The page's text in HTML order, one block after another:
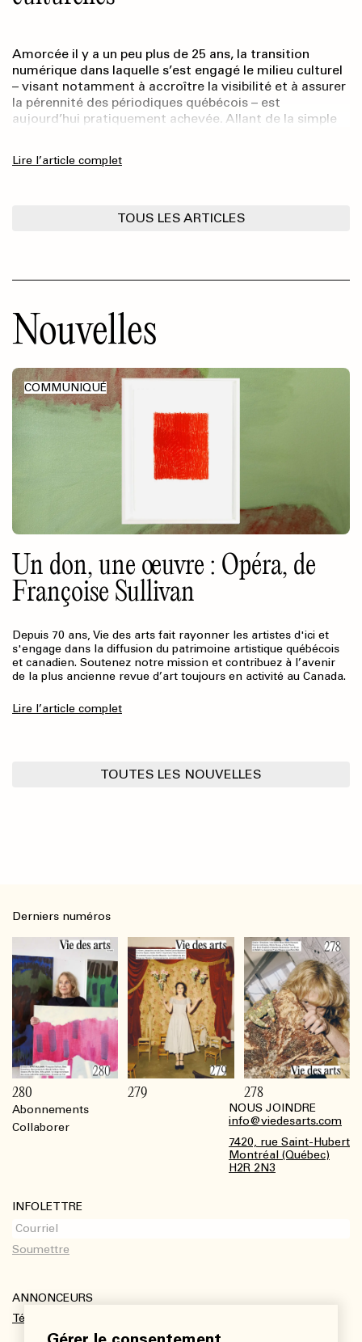
TOUS LES ARTICLES
Amorcée il y a un peu plus de 25 ans, la transition
numérique dans laquelle s’est engagé le milieu culturel
– visant notamment à accroître la visibilité et à assurer
la pérennité des périodiques québécois – est
aujourd’hui pratiquement achevée. Allant de la simple
revues en libre accès, toutes les revues culturelles sont
Lire l’article complet
Nouvelles
TOUTES LES NOUVELLES
COMMUNIQUÉ
Un don, une œuvre : Opéra, de
Françoise Sullivan
Depuis 70 ans, Vie des arts fait rayonner les artistes d'ici et
s'engage dans la diffusion du patrimoine artistique québécois
et canadien. Soutenez notre mission et contribuez à l’avenir
de la plus ancienne revue d’art toujours en activité au Canada.
Lire l’article complet
Abonnements
Collaborer
NOUS JOINDRE
info@viedesarts.com
7420, rue Saint-Hubert
Montréal (Québec)
H2R 2N3
INFOLETTRE
ANNONCEURS
Télécharger le kit média
Derniers numéros
280 279 278